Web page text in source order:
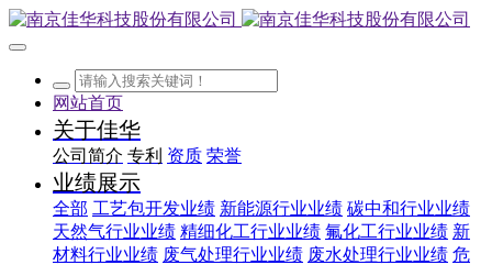
网站首页
关于佳华
公司简介 专利 资质 荣誉
业绩展示
全部 工艺包开发业绩 新能源行业业绩 碳中和行业业绩
天然气行业业绩 精细化工行业业绩 氟化工行业业绩 新
材料行业业绩 废气处理行业业绩 废水处理行业业绩 危